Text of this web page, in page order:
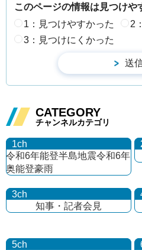
このページの情報は見つけや
1：見つけやすかった
2
3：見つけにくかった
CATEGORY
チャンネルカテゴリ
1ch
令和6年能登半島地震令和6年
奥能登豪雨
3ch
知事・記者会見
5ch